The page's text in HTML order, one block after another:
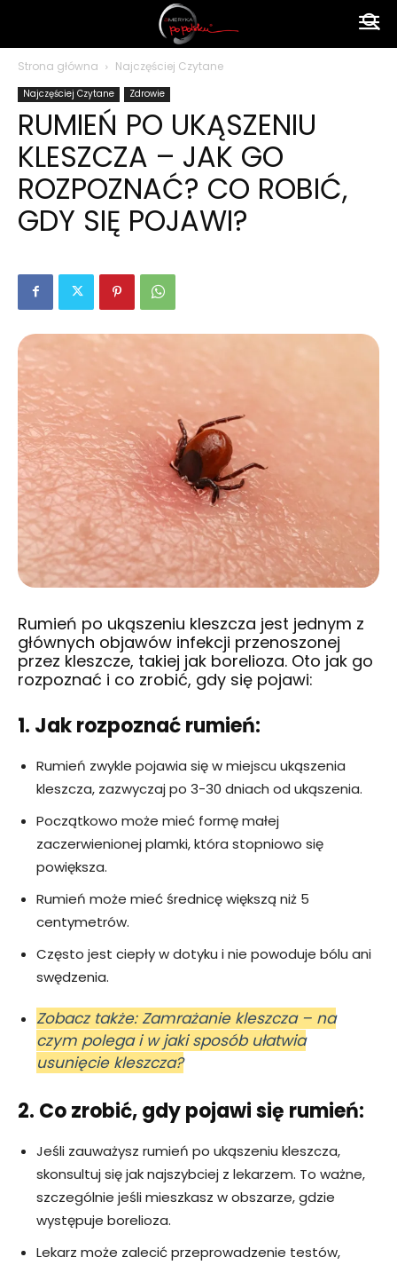
polsku
Strona główna Najczęściej Czytane
Najczęściej Czytane Zdrowie
RUMIEŃ PO UKĄSZENIU
KLESZCZA – JAK GO
ROZPOZNAĆ? CO ROBIĆ,
GDY SIĘ POJAWI?
Rumień po ukąszeniu kleszcza jest jednym z
głównych objawów infekcji przenoszonej
przez kleszcze, takiej jak borelioza. Oto jak go
rozpoznać i co zrobić, gdy się pojawi:
1. Jak rozpoznać rumień:
Rumień zwykle pojawia się w miejscu ukąszenia
kleszcza, zazwyczaj po 3-30 dniach od ukąszenia.
Początkowo może mieć formę małej
zaczerwienionej plamki, która stopniowo się
powiększa.
Rumień może mieć średnicę większą niż 5
centymetrów.
Często jest ciepły w dotyku i nie powoduje bólu ani
swędzenia.
Zobacz także: Zamrażanie kleszcza – na
czym polega i w jaki sposób ułatwia
usunięcie kleszcza?
2. Co zrobić, gdy pojawi się rumień:
Jeśli zauważysz rumień po ukąszeniu kleszcza,
skonsultuj się jak najszybciej z lekarzem. To ważne,
szczególnie jeśli mieszkasz w obszarze, gdzie
występuje borelioza.
Lekarz może zalecić przeprowadzenie testów,